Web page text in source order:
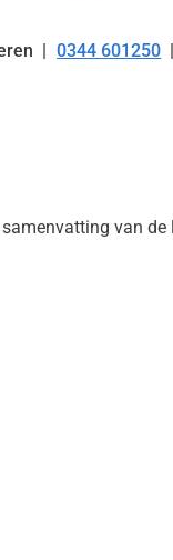
Tel:
0344 601250
van